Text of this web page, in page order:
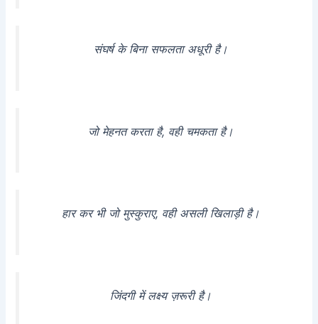
संघर्ष के बिना सफलता अधूरी है।
जो मेहनत करता है, वही चमकता है।
हार कर भी जो मुस्कुराए, वही असली खिलाड़ी है।
जिंदगी में लक्ष्य ज़रूरी है।